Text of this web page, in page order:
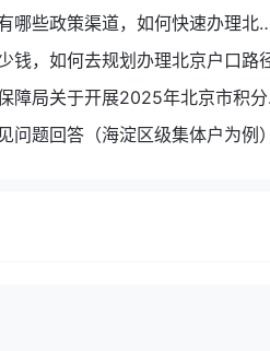
哪些政策渠道，如何快速办理北
钱，如何去规划办理北京户口路
障局关于开展2025年北京市积分
问题回答（海淀区级集体户为例）